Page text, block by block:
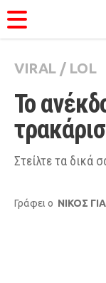
ΚΑΤΗΓΟΡΊΕΣ
Ειδήσεις
Θέματα
Videos
Viral
VIRAL / LOL
Το
Στείλτε τα δικά
Γράφει ο ΝΙΚΟΣ